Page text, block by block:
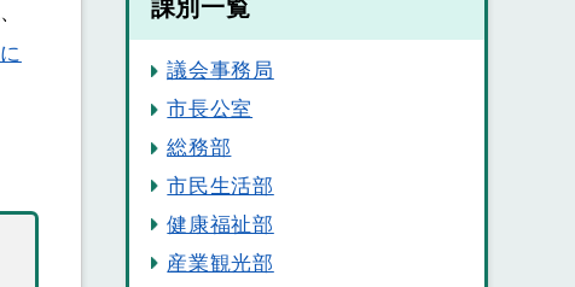
課別一覧
議会事務局
市長公室
総務部
市民生活部
健康福祉部
産業観光部